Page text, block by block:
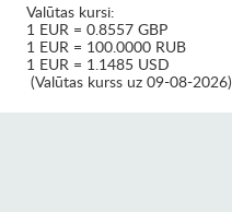
Valūtas kursi:
1 EUR = 0.8557 GBP
1 EUR = 100.0000 RUB
1 EUR = 1.1485 USD
(Valūtas kurss uz 09-08-2026)